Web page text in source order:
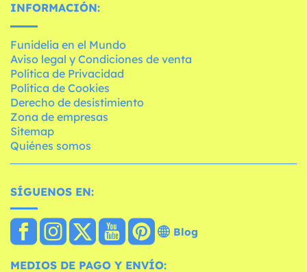
INFORMACIÓN:
Funidelia en el Mundo
Aviso legal y Condiciones de venta
Política de Privacidad
Política de Cookies
Derecho de desistimiento
Zona de empresas
Sitemap
Quiénes somos
SÍGUENOS EN:
Blog
MEDIOS DE PAGO Y ENVÍO: